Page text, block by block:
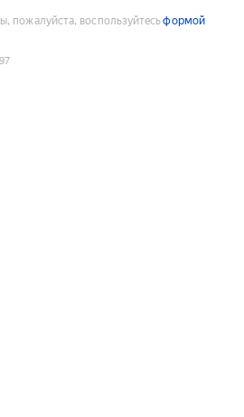
пожалуйста, воспользуйтесьформой